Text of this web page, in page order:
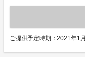
ご提供予定時期：2021年1